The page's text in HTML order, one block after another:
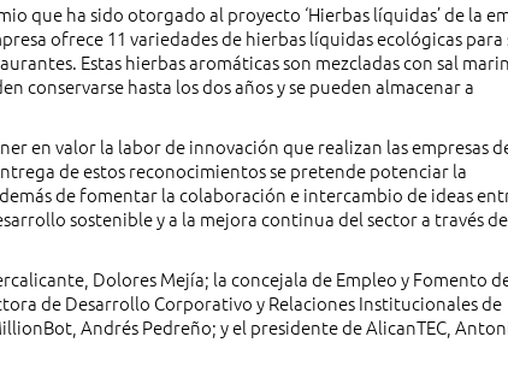
que ha sido otorgado al proyecto ‘Hierbas líquidas’ de la
ofrece 11 variedades de hierbas líquidas ecológicas para
Estas hierbas aromáticas son mezcladas con sal
conservarse hasta los dos años y se pueden almacenar a
en valor la labor de innovación que realizan las empresas
de estos reconocimientos se pretende potenciar la
de fomentar la colaboración e intercambio de ideas
sostenible y a la mejora continua del sector a través
Dolores Mejía; la concejala de Empleo y Fomento
de Desarrollo Corporativo y Relaciones Institucionales de
Andrés Pedreño; y el presidente de AlicanTEC,